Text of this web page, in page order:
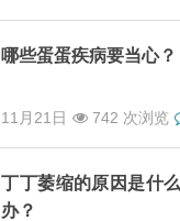
哪些蛋蛋疾病要当心？
11月21日 742 次浏览
丁丁萎缩的原因是什
办？